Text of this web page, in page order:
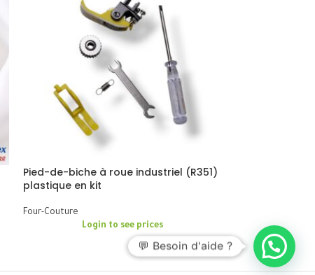
Pied-de-biche à roue industriel (R351)
plastique en kit
Four-Couture
Login to see prices
💬 Besoin d'aide ?